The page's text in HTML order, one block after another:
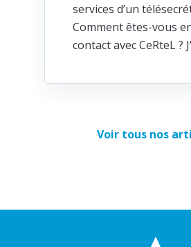
services d’un
Comment êtes-vous
contact avec CeRteL ?
Voir tous nos